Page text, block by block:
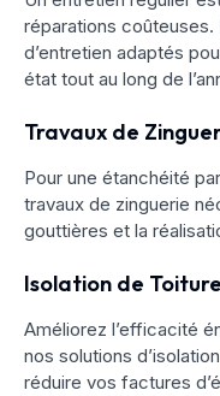
réparations
d’entretien adaptés
état tout au long de
Travaux de
Pour une étanchéité
travaux de zinguerie
gouttières et la
Isolation de Toiture
Améliorez l’efficacité
nos solutions
réduire vos factures